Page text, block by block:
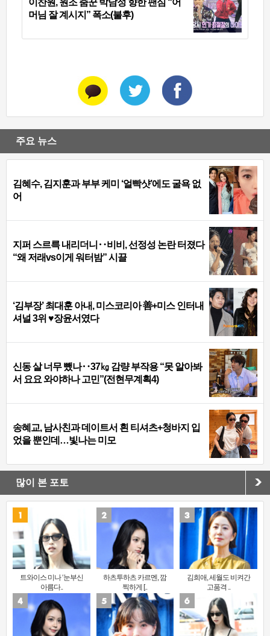
머님 잘 계시지” 폭소(불후)
주요 뉴스
김혜수, 김지훈과 부부 케미 ‘얼빡샷’에도 굴욕 없
어
지퍼 스르륵 내리더니‥비비, 선정성 논란 터졌다
“왜 저래vs이게 워터밤” 시끌
‘김부장’ 최대훈 아내, 미스코리아 善+미스 인터내
셔널 3위 ♥장윤서였다
신동 살 너무 뺐나‥37㎏ 감량 부작용 “못 알아봐
서 요요 와야하나 고민”(전현무계획4)
송혜교, 남사친과 데이트서 흰 티셔츠+청바지 입
었을 뿐인데…빛나는 미모
많이 본 포토
트와이스 미나 ‘눈부신
아름다..
하츠투하츠 카르멘, 깜
찍하게 [..
김희애, 세월도 비켜간
고품격 ..